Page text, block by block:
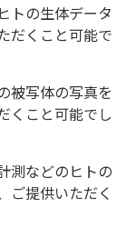
トの生体データ
だくこと可能で
被写体の写真を
くこと可能でし
測などのヒトの
ご提供いただく